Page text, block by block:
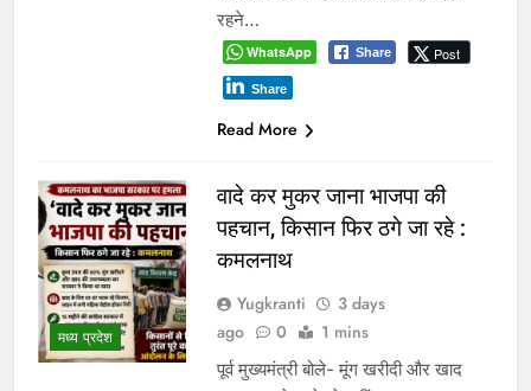
Recent Comments
Archives
August 2026
July 2026
June 2026